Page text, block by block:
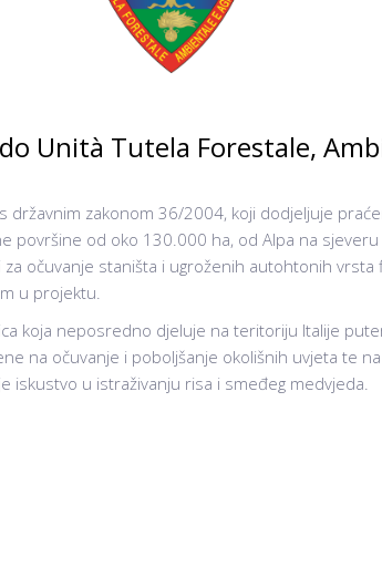
Unità Tutela Forestale,
državnim zakonom 36/2004, koji dodjeljuje
od oko 130.000 ha, od Alpa na sjeveru
očuvanje staništa i ugroženih autohtonih vrsta
u projektu.
koja neposredno djeluje na teritoriju Italije
na očuvanje i poboljšanje okolišnih uvjeta te
iskustvo u istraživanju risa i smeđeg medvjeda.